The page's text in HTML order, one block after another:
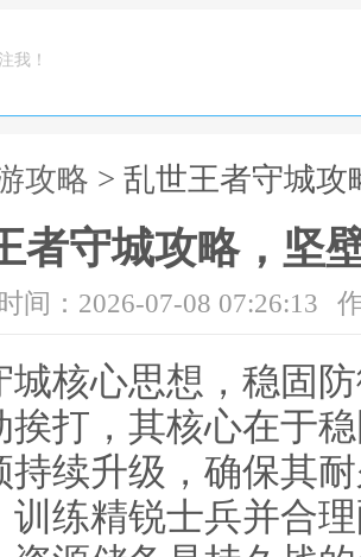
我！
攻略 > 乱世王者守城
者守城攻略，坚
间：2026-07-08 07:26:13
城核心思想，稳固
挨打，其核心在于
持续升级，确保其
训练精锐士兵并合